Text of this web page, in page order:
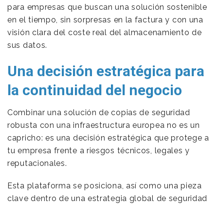
para empresas que buscan una solución sostenible
en el tiempo, sin sorpresas en la factura y con una
visión clara del coste real del almacenamiento de
sus datos.
Una decisión estratégica para
la continuidad del negocio
Combinar una solución de copias de seguridad
robusta con una infraestructura europea no es un
capricho: es una decisión estratégica que protege a
tu empresa frente a riesgos técnicos, legales y
reputacionales.
Esta plataforma se posiciona, así como una pieza
clave dentro de una estrategia global de seguridad